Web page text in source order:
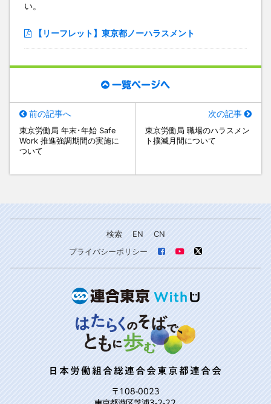
い。
【リーフレット】東京都ノーハラスメント
一覧ページへ
前の記事へ
東京労働局 年末･年始 Safe
Work 推進強調期間の実施に
ついて
次の記事
東京労働局 職場のハラスメン
ト撲滅月間について
検索 EN
CN
プライバシーポリシー
日本労働組合総連合会東京都連合会
〒108-0023